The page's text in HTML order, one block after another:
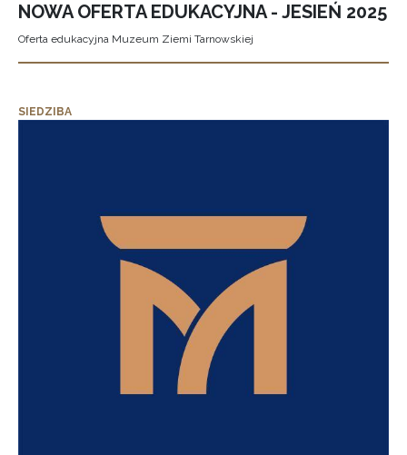
NOWA OFERTA EDUKACYJNA - JESIEŃ 2025
Oferta edukacyjna Muzeum Ziemi Tarnowskiej
SIEDZIBA